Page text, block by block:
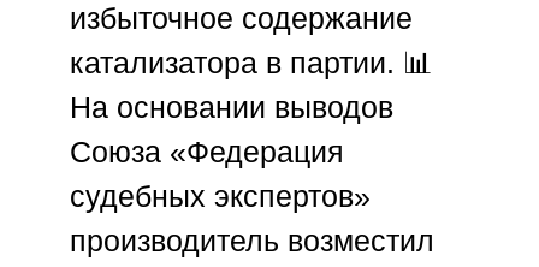
избыточное содержание
катализатора в партии. 📊
На основании выводов
Союза «Федерация
судебных экспертов»
производитель возместил